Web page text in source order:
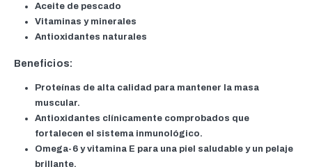
Aceite de pescado
Vitaminas y minerales
Antioxidantes naturales
Beneficios:
Proteínas de alta calidad para mantener la masa
muscular.
Antioxidantes clínicamente comprobados que
fortalecen el sistema inmunológico.
Omega-6 y vitamina E para una piel saludable y un pelaje
brillante.